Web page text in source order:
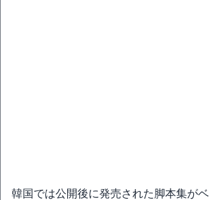
韓国では公開後に発売された脚本集が